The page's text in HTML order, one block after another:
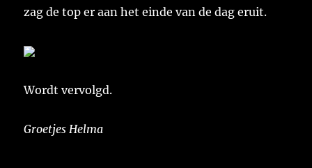
zag de top er aan het einde van de dag eruit.
Wordt vervolgd.
Groetjes Helma